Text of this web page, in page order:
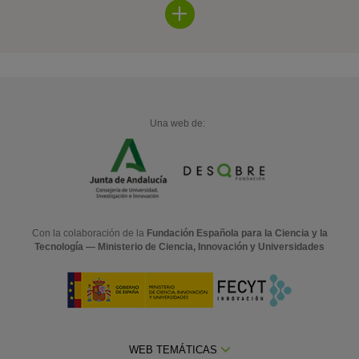
Una web de:
Con la colaboración de la Fundación Española para la Ciencia y la
Tecnología — Ministerio de Ciencia, Innovación y Universidades
WEB TEMÁTICAS